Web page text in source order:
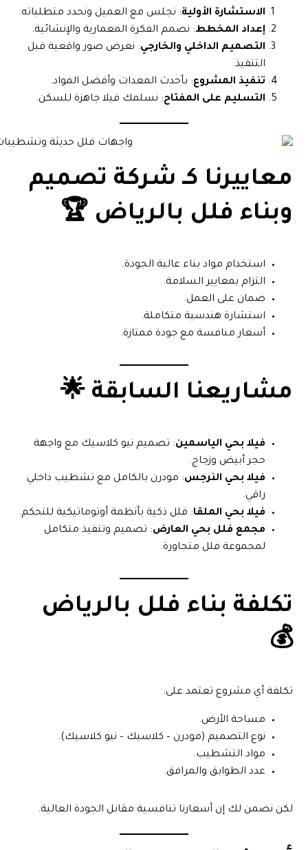
الاستشارة الأولية: نجلس مع العميل ونحدد متطلباته.
إعداد المخطط: نصمم الفكرة المعمارية والإنشائية.
التصميم الداخلي والخارجي: نعرض صور واقعية قبل
التنفيذ.
تنفيذ المشروع: بأحدث المعدات وأفضل المواد.
التسليم على المفتاح: نسلمك فيلا جاهزة للسكن.
معاييرنا كـ شركة تصميم
وبناء فلل بالرياض 🏆
استخدام مواد بناء عالية الجودة.
التزام بمعايير السلامة.
ضمان على العمل.
استشارة هندسية متكاملة.
أسعار منافسة مع جودة ممتازة.
مشاريعنا السابقة 🌟
فيلا بحي الياسمين: تصميم نيو كلاسيك مع واجهة
حجر أبيض وزجاج.
فيلا بحي النرجس: مودرن بالكامل مع تشطيب داخلي
راقي.
فيلا بحي الملقا: فلل ذكية بأنظمة أوتوماتيكية للتحكم.
مجمع فلل بحي العارض: تصميم وتنفيذ متكامل
لمجموعة فلل متجاورة.
تكلفة بناء فلل بالرياض
💰
تكلفة أي مشروع تعتمد على:
مساحة الأرض.
نوع التصميم (مودرن – كلاسيك – نيو كلاسيك).
مواد التشطيب.
عدد الطوابق والمرافق.
لكن نضمن لك إن أسعارنا تنافسية مقابل الجودة العالية.